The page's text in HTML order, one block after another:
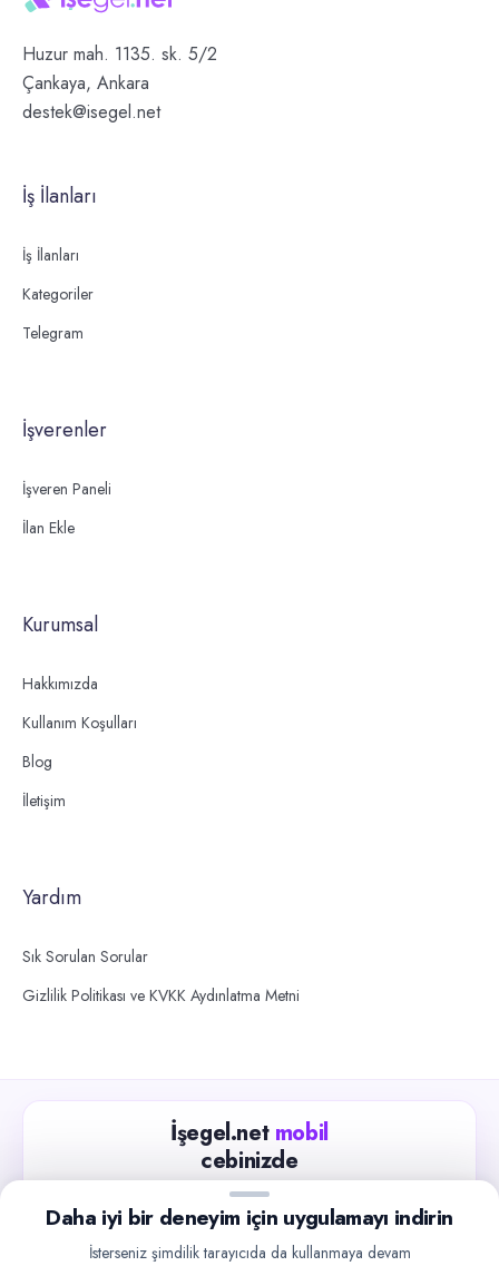
Huzur mah. 1135. sk. 5/2
Çankaya, Ankara
destek@isegel.net
İş İlanları
İş İlanları
Kategoriler
Telegram
İşverenler
İşveren Paneli
İlan Ekle
Kurumsal
Hakkımızda
Kullanım Koşulları
Blog
İletişim
Yardım
Sık Sorulan Sorular
Gizlilik Politikası ve KVKK Aydınlatma Metni
İşegel.net mobil
cebinizde
Güncel iş ilanlarını takip edin, işverenlerle hızlıca
iletişime geçin.
Daha iyi bir deneyim için uygulamayı indirin
İsterseniz şimdilik tarayıcıda da kullanmaya devam